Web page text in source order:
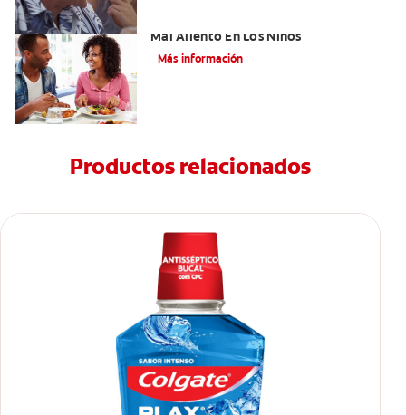
Mal Aliento En Los Niños
Más información
Productos relacionados